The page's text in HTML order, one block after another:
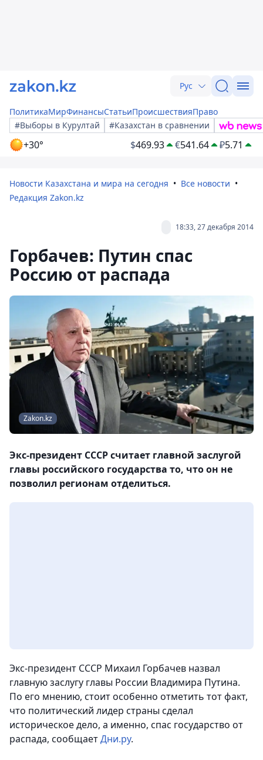
Рус
ПолитикаМирФинансыСтатьиПроисшествияПраво
#Выборы в Курултай
#Казахстан в сравнении
+30° $469.93 €541.64 ₽5.71
Новости Казахстана и мира на сегодня
Все новости
Редакция Zakon.kz
18:33, 27 декабря 2014
Горбачев: Путин спас
Россию от распада
Zakon.kz
Экс-президент СССР считает главной заслугой
главы российского государства то, что он не
позволил регионам отделиться.
Экс-президент СССР Михаил Горбачев назвал
главную заслугу главы России Владимира Путина.
По его мнению, стоит особенно отметить тот факт,
что политический лидер страны сделал
историческое дело, а именно, спас государство от
распада, сообщаетДни.ру.